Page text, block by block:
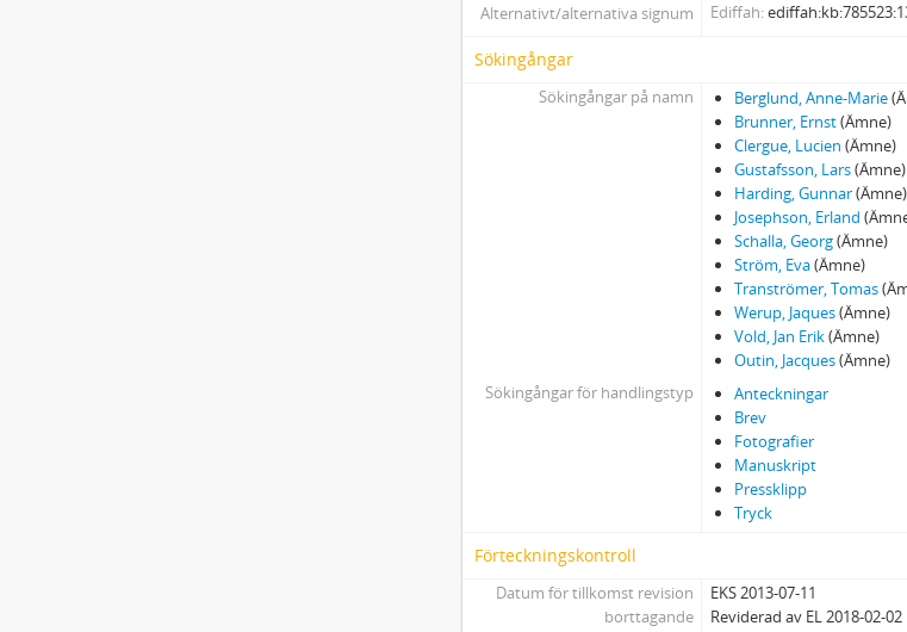
47 - Diverse handlingar
Alternativt/alternativa signum
Ediffah
Sökingångar
Sökingångar på namn Berglund, Anne-Marie
Brunner, Ernst(Ämne)
Clergue, Lucien (Ämne)
Gustafsson, Lars(Ämne)
Harding, Gunnar(Ämne)
Josephson, Erland
Schalla, Georg(Ämne)
Ström, Eva(Ämne)
Tranströmer, Tomas
Werup, Jaques(Ämne)
Vold, Jan Erik(Ämne)
Outin, Jacques(Ämne)
Sökingångar för handlingstyp
Anteckningar
Brev
Fotografier
Manuskript
Pressklipp
Tryck
Förteckningskontroll
Datum för tillkomst revision
borttagande
EKS 2013-07-11
Reviderad av EL 2018-02-02